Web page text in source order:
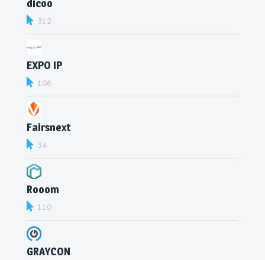
dicoo
312
EXPO IP
106
Fairsnext
34
Rooom
110
GRAYCON